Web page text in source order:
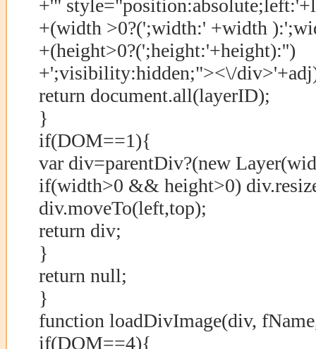
+'"
+(width >0?(';width:' +width
+(height>0?(';height:'+height):'')
+';visibility:hidden;"><\/
return document.all(layerID);
}
if(DOM==1){
var div=parentDiv?(new
if(width>0 && height>0)
div.moveTo(left,top);
return div;
}
return null;
}
function loadDivImage(div,
if(DOM==4){